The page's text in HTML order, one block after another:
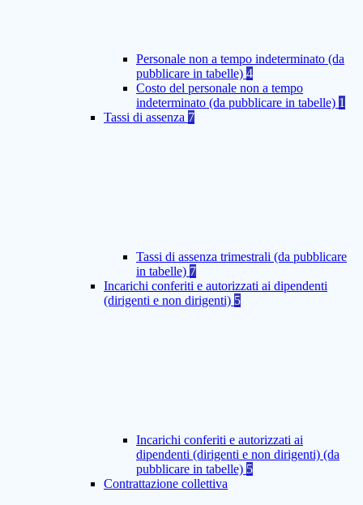
Personale non a tempo indeterminato (da
pubblicare in tabelle) 4
Costo del personale non a tempo
indeterminato (da pubblicare in tabelle) 1
Tassi di assenza 7
Tassi di assenza trimestrali (da pubblicare
in tabelle) 7
Incarichi conferiti e autorizzati ai dipendenti
(dirigenti e non dirigenti) 5
Incarichi conferiti e autorizzati ai
dipendenti (dirigenti e non dirigenti) (da
pubblicare in tabelle) 5
Contrattazione collettiva